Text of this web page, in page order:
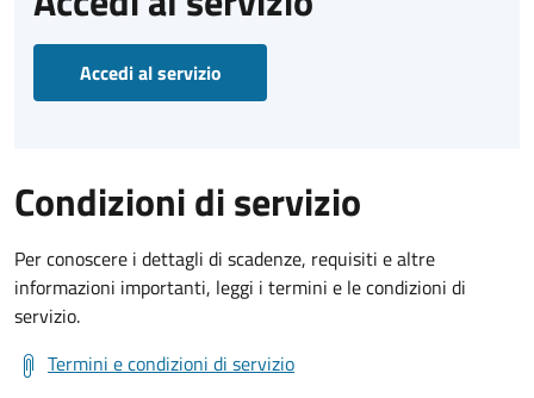
Accedi al servizio
Condizioni di servizio
Per conoscere i dettagli di scadenze, requisiti e altre
informazioni importanti, leggi i termini e le condizioni di
servizio.
Termini e condizioni di servizio